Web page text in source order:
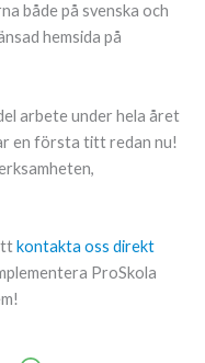
både på svenska och
hemsida på
arbete under hela året
en första titt redan nu!
kontakta oss direkt
ProSkola